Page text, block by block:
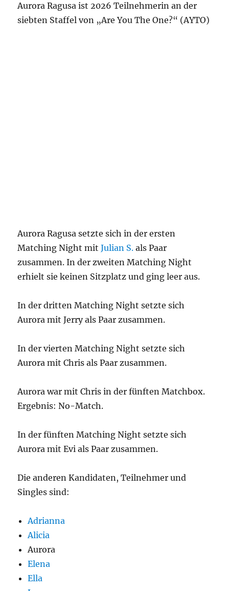
Aurora Ragusa ist 2026 Teilnehmerin an der
siebten Staffel von „Are You The One?“ (AYTO)
Aurora Ragusa setzte sich in der ersten
Matching Night mitJulian S. als Paar
zusammen. In der zweiten Matching Night
erhielt sie keinen Sitzplatz und ging leer aus.
In der dritten Matching Night setzte sich
Aurora mit Jerry als Paar zusammen.
In der vierten Matching Night setzte sich
Aurora mit Chris als Paar zusammen.
Aurora war mit Chris in der fünften Matchbox.
Ergebnis: No-Match.
In der fünften Matching Night setzte sich
Aurora mit Evi als Paar zusammen.
Die anderen Kandidaten, Teilnehmer und
Singles sind:
Adrianna
Alicia
Aurora
Elena
Ella